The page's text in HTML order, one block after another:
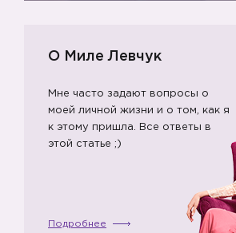
О Миле Левчук
Мне часто задают вопросы о
моей личной жизни и о том, как я
к этому пришла. Все ответы в
этой статье ;)
Подробнее